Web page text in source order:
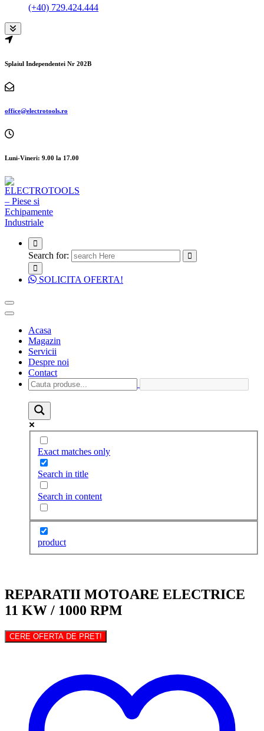
(+40) 729.424.444
Splaiul Independentei Nr 202B
office@electrotools.ro
Luni-Vineri: 9.00 la 17.00
Search for:
SOLICITA OFERTA!
Acasa
Magazin
Servicii
Despre noi
Contact
Exact matches only
Search in title
Search in content
product
REPARATII MOTOARE ELECTRICE
11 KW / 1000 RPM
CERE OFERTA DE PRET!